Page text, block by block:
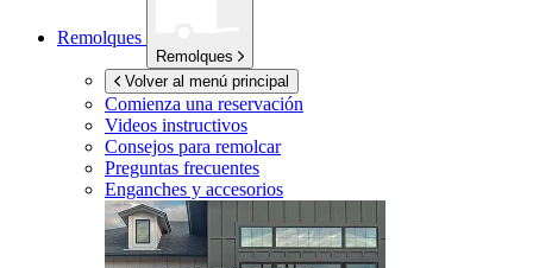
Remolques
Remolques
Volver al menú principal
Comienza una reservación
Videos instructivos
Consejos para remolcar
Preguntas frecuentes
Enganches y accesorios